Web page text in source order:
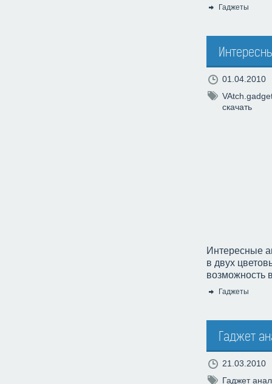
Гаджеты
01.04.2010
скачать
Интересные
в двух
возможность
Гаджеты
Гаджет
21.03.2010
Гаджет